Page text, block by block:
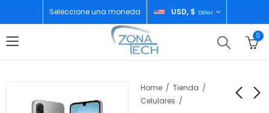
Seleccione una moneda USD, $ Dólar
0
Home
Tienda
Celulares